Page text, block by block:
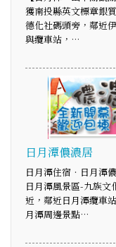
獲南投縣英文標章銀
德化社碼頭旁，鄰近
與纜車站，…
日月潭儂濃居
日月潭住宿‧日月潭
日月潭風景區-九族文
近，鄰近日月潭纜車
月潭周邊景點…